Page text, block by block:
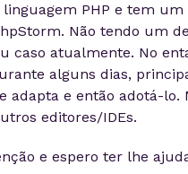
PHP e tem
Não tendo um
caso atualmente. No
alguns dias,
adapta e então adotá-lo.
editores/IDEs.
e espero ter lhe